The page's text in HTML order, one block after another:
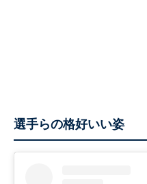
選手らの格好いい姿